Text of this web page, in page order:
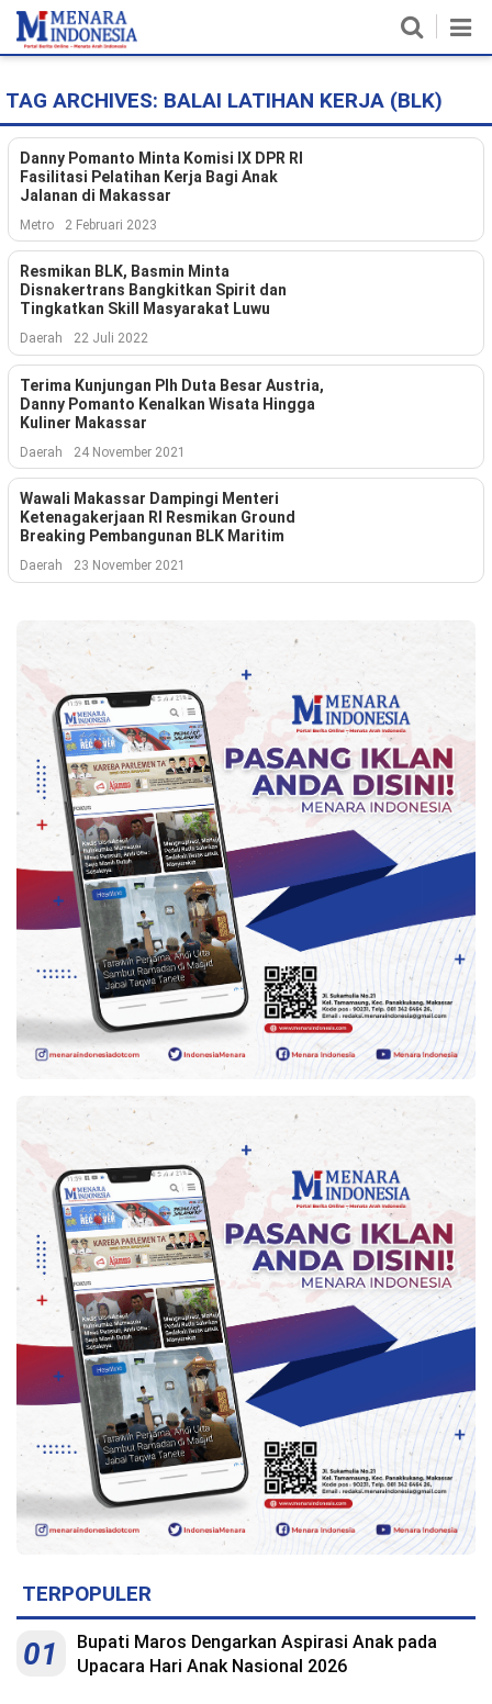
Home
Nasional
Politik
Metro
Daerah
Hukum & HAM
Ekonomi
Pendidikan
Kesehatan
Lingkungan
More
©
Copyright
2026
Menara
Indonesia
All
Reserve
TAG ARCHIVES: BALAI LATIHAN KERJA (BLK)
Danny Pomanto Minta Komisi IX DPR RI
Fasilitasi Pelatihan Kerja Bagi Anak
Jalanan di Makassar
Metro 2 Februari 2023
Resmikan BLK, Basmin Minta
Disnakertrans Bangkitkan Spirit dan
Tingkatkan Skill Masyarakat Luwu
Daerah 22 Juli 2022
Terima Kunjungan Plh Duta Besar Austria,
Danny Pomanto Kenalkan Wisata Hingga
Kuliner Makassar
Daerah 24 November 2021
Wawali Makassar Dampingi Menteri
Ketenagakerjaan RI Resmikan Ground
Breaking Pembangunan BLK Maritim
Daerah 23 November 2021
TERPOPULER
01
Bupati Maros Dengarkan Aspirasi Anak pada
Upacara Hari Anak Nasional 2026